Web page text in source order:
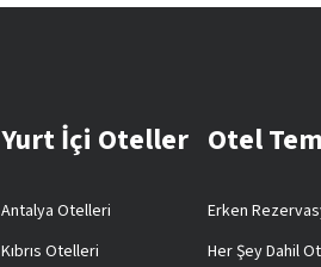
Yurt İçi Oteller
Antalya Otelleri
Kıbrıs Otelleri
Otel
Erken
Her Şey Dahil